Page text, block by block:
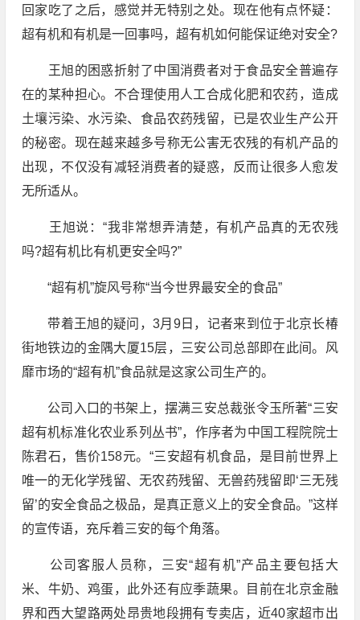
回家吃了之后，感觉并无特别之处。现在他有点怀疑：
超有机和有机是一回事吗，超有机如何能保证绝对安全?
王旭的困惑折射了中国消费者对于食品安全普遍存
在的某种担心。不合理使用人工合成化肥和农药，造成
土壤污染、水污染、食品农药残留，已是农业生产公开
的秘密。现在越来越多号称无公害无农残的有机产品的
出现，不仅没有减轻消费者的疑惑，反而让很多人愈发
无所适从。
王旭说：“我非常想弄清楚，有机产品真的无农残
吗?超有机比有机更安全吗?”
“超有机”旋风号称“当今世界最安全的食品”
带着王旭的疑问，3月9日，记者来到位于北京长椿
街地铁边的金隅大厦15层，三安公司总部即在此间。风
靡市场的“超有机”食品就是这家公司生产的。
公司入口的书架上，摆满三安总裁张令玉所著“三安
超有机标准化农业系列丛书”，作序者为中国工程院院士
陈君石，售价158元。“三安超有机食品，是目前世界上
唯一的无化学残留、无农药残留、无兽药残留即‘三无残
留’的安全食品之极品，是真正意义上的安全食品。”这样
的宣传语，充斥着三安的每个角落。
公司客服人员称，三安“超有机”产品主要包括大
米、牛奶、鸡蛋，此外还有应季蔬果。目前在北京金融
界和西大望路两处昂贵地段拥有专卖店，近40家超市出